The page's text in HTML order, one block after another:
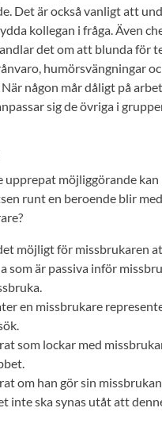
Det är också vanligt att
kollegan i fråga. Även
det om att blunda för
humörsvängningar
någon mår dåligt på
sig de övriga i
upprepat möjliggörande
runt en beroende blir
möjligt för missbrukaren
som är passiva inför
en missbrukare
som lockar med
om han gör sin
inte ska synas utåt att